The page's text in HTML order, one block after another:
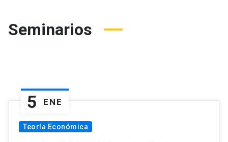
Seminarios
5 ENE
Teoría Económica